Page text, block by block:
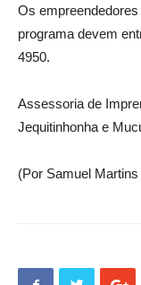
Os
programa devem
4950.
Assessoria de
Jequitinhonha e
(Por Samuel